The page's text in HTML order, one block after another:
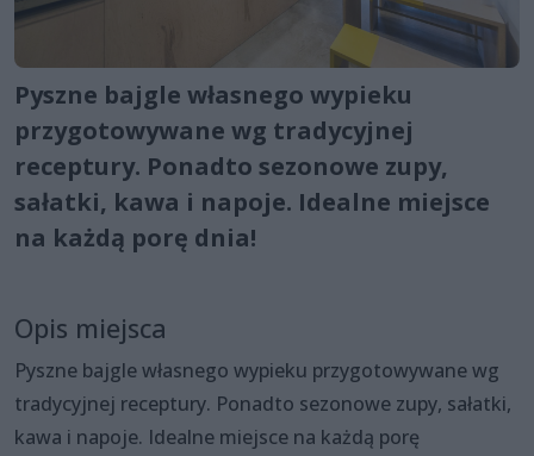
Pyszne bajgle własnego wypieku
przygotowywane wg tradycyjnej
receptury. Ponadto sezonowe zupy,
sałatki, kawa i napoje. Idealne miejsce
na każdą porę dnia!
Opis miejsca
Pyszne bajgle własnego wypieku przygotowywane wg
tradycyjnej receptury. Ponadto sezonowe zupy, sałatki,
kawa i napoje. Idealne miejsce na każdą porę